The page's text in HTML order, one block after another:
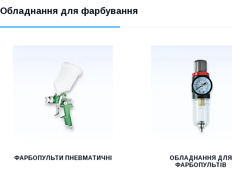
Обладнання для фарбування
ФАРБОПУЛЬТИ ПНЕВМАТИЧНІ
ОБЛАДНАННЯ ДЛЯ
ФАРБОПУЛЬТІВ